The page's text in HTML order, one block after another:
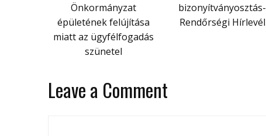
Önkormányzat
épületének felújítása
miatt az ügyfélfogadás
szünetel
bizonyítványosztás-
Rendőrségi Hírlevél
Leave a Comment